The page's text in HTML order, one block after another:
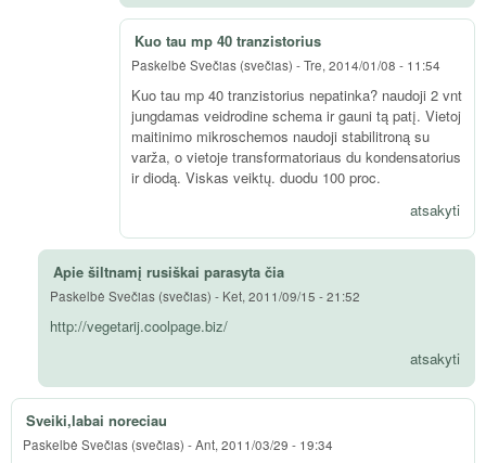
Kuo tau mp 40 tranzistorius
Paskelbė Svečias (svečias) -Tre, 2014/01/08 - 11:54
Kuo tau mp 40 tranzistorius nepatinka? naudoji 2 vnt
jungdamas veidrodine schema ir gauni tą patį. Vietoj
maitinimo mikroschemos naudoji stabilitroną su
varža, o vietoje transformatoriaus du kondensatorius
ir diodą. Viskas veiktų. duodu 100 proc.
atsakyti
Apie šiltnamį rusiškai parasyta čia
Paskelbė Svečias (svečias) - Ket, 2011/09/15 - 21:52
http://vegetarij.coolpage.biz/
atsakyti
Sveiki,labai noreciau
Paskelbė Svečias (svečias) -Ant, 2011/03/29 - 19:34